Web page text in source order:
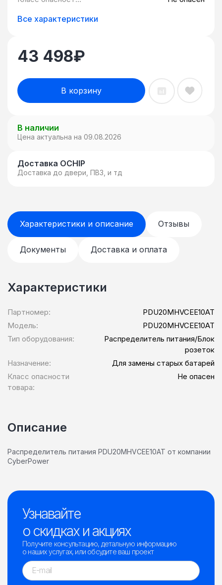
Все характеристики
43 498₽
В корзину
В наличии
Цена актуальна на 09.08.2026
Доставка OCHIP
Доставка до двери, ПВЗ, и тд
Характеристики и описание Отзывы
Документы Доставка и оплата
Характеристики
Партномер:
PDU20MHVCEE10AT
Модель:
PDU20MHVCEE10AT
Тип оборудования:
Распределитель питания/Блок
розеток
Назначение:
Для замены старых батарей
Класс опасности
товара:
Не опасен
Описание
Распределитель питания PDU20MHVCEE10AT от компании
CyberPower
Узнавайте
о скидках и акциях
Получите консультацию, детальную информацию
о наших услугах, или обсудите ваш проект